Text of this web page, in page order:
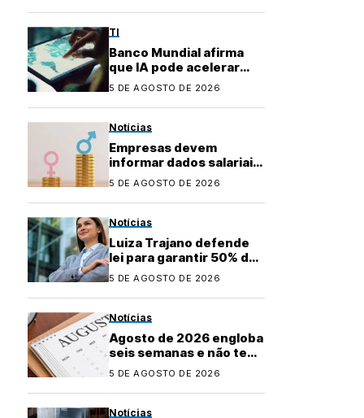
TI
Banco Mundial afirma
que IA pode acelerar
desenvolvimento de
5 DE AGOSTO DE 2026
Notícias
Empresas devem
informar dados salariais
para novo relatório até
5 DE AGOSTO DE 2026
Notícias
Luiza Trajano defende
lei para garantir 50% de
mulheres em cargos de
5 DE AGOSTO DE 2026
Notícias
Agosto de 2026 engloba
seis semanas e não tem
feriados; veja os
5 DE AGOSTO DE 2026
Notícias